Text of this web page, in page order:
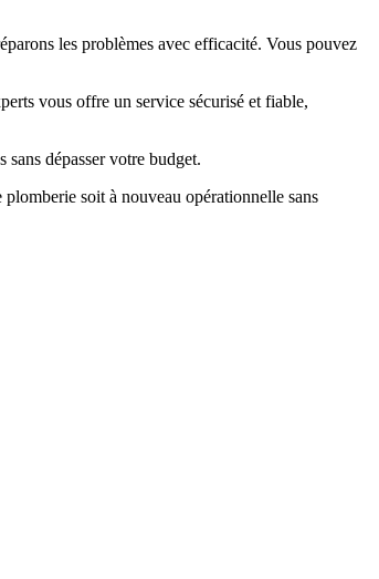
les problèmes avec efficacité. Vous pouvez
vous offre un service sécurisé et fiable,
dépasser votre budget.
soit à nouveau opérationnelle sans